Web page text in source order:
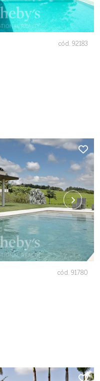
cód. 92183
cód. 91780